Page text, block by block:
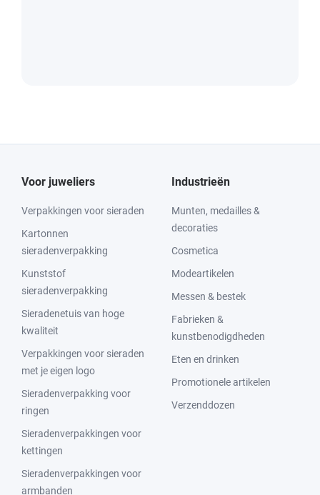
Voor juweliers
Verpakkingen voor sieraden
Kartonnen
sieradenverpakking
Kunststof
sieradenverpakking
Sieradenetuis van hoge
kwaliteit
Verpakkingen voor sieraden
met je eigen logo
Sieradenverpakking voor
ringen
Sieradenverpakkingen voor
kettingen
Sieradenverpakkingen voor
armbanden
Industrieën
Munten, medailles &
decoraties
Cosmetica
Modeartikelen
Messen & bestek
Fabrieken &
kunstbenodigdheden
Eten en drinken
Promotionele artikelen
Verzenddozen